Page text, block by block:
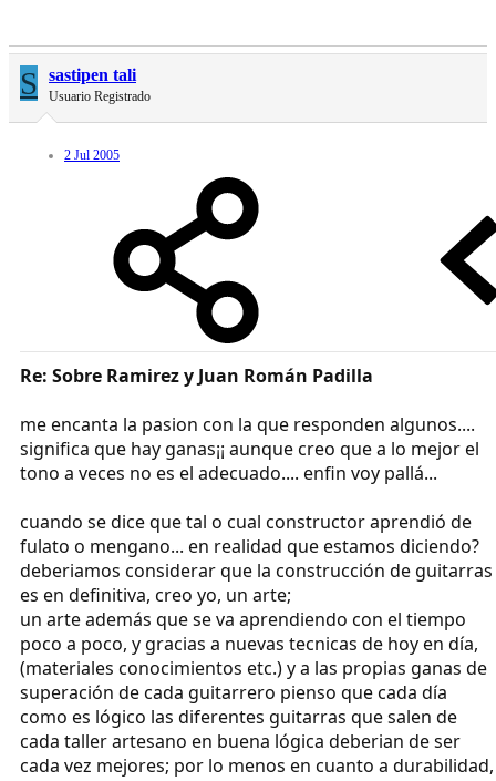
S sastipen tali
Usuario Registrado
2 Jul 2005
Re: Sobre Ramirez y Juan Román Padilla
me encanta la pasion con la que responden algunos....
significa que hay ganas¡¡ aunque creo que a lo mejor el
tono a veces no es el adecuado.... enfin voy pallá...
cuando se dice que tal o cual constructor aprendió de
fulato o mengano... en realidad que estamos diciendo?
deberiamos considerar que la construcción de guitarras
es en definitiva, creo yo, un arte;
un arte además que se va aprendiendo con el tiempo
poco a poco, y gracias a nuevas tecnicas de hoy en día,
(materiales conocimientos etc.) y a las propias ganas de
superación de cada guitarrero pienso que cada día
como es lógico las diferentes guitarras que salen de
cada taller artesano en buena lógica deberian de ser
cada vez mejores; por lo menos en cuanto a durabilidad,